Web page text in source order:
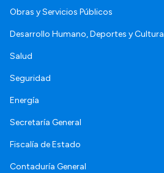
Obras y Servicios Públicos
Desarrollo Humano, Deportes y Cultura
Salud
Seguridad
Energía
Secretaría General
Fiscalía de Estado
Contaduría General